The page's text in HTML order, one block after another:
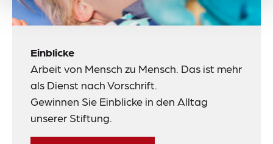
Einblicke
Arbeit von Mensch zu Mensch. Das ist mehr
als Dienst nach Vorschrift.
Gewinnen Sie Einblicke in den Alltag
unserer Stiftung.